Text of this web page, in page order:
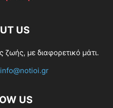
US
ζωής, με διαφορετικό μάτι.
info@notioi.gr
US